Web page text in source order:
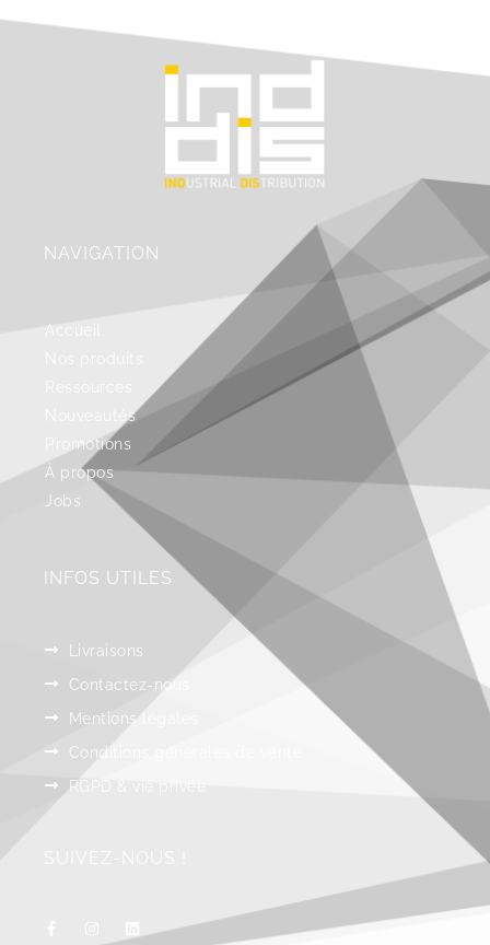
NAVIGATION
Accueil
Nouveautés
Promotions
À propos
Jobs
INFOS UTILES
Livraisons
Contactez-nous
Mentions légales
Conditions générales de vente
RGPD & vie privée